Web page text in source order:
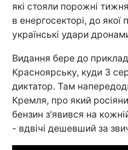
які стояли порожні
в енергосекторі, до якої
українські удари
Видання бере до
Красноярську, куди 3
диктатор. Там
Кремля, про який
бензин з'явився на
- вдвічі дешевший за